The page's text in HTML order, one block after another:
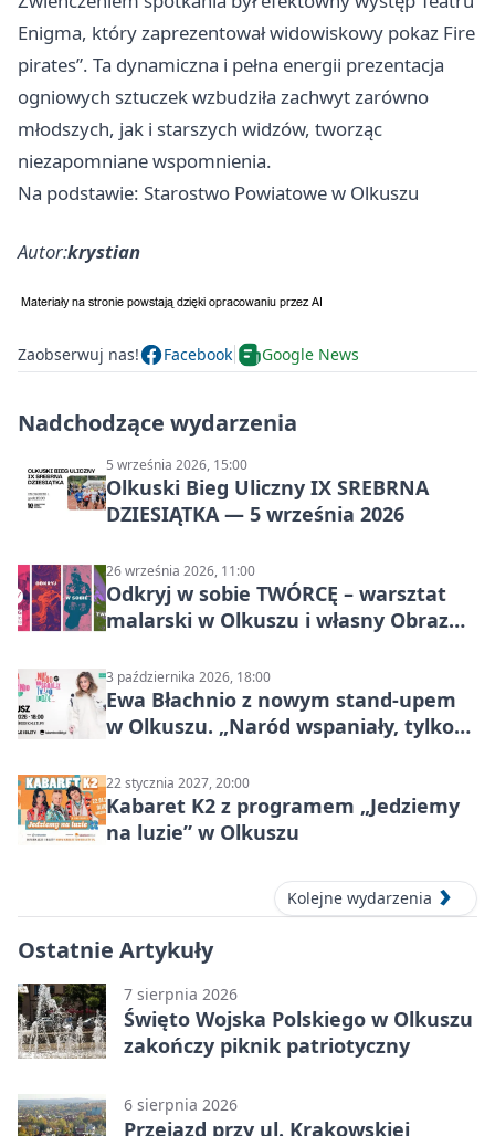
Enigma, który zaprezentował widowiskowy pokaz Fire
pirates”. Ta dynamiczna i pełna energii prezentacja
ogniowych sztuczek wzbudziła zachwyt zarówno
młodszych, jak i starszych widzów, tworząc
niezapomniane wspomnienia.
Na podstawie: Starostwo Powiatowe w Olkuszu
Autor:krystian
Zaobserwuj nas! Facebook Google News
Nadchodzące wydarzenia
5 września 2026, 15:00
Olkuski Bieg Uliczny IX SREBRNA
DZIESIĄTKA — 5 września 2026
26 września 2026, 11:00
Odkryj w sobie TWÓRCĘ – warsztat
malarski w Olkuszu i własny Obraz
3 października 2026, 18:00
Ewa Błachnio z nowym stand-upem
w Olkuszu. „Naród wspaniały, tylko
22 stycznia 2027, 20:00
Kabaret K2 z programem „Jedziemy
na luzie” w Olkuszu
Kolejne wydarzenia
Ostatnie Artykuły
7 sierpnia 2026
Święto Wojska Polskiego w Olkuszu
zakończy piknik patriotyczny
6 sierpnia 2026
Przejazd przy ul. Krakowskiej